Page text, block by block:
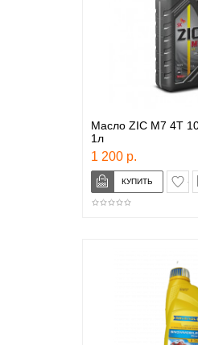
Масло ZIC M7 4T
1л
1 200 р.